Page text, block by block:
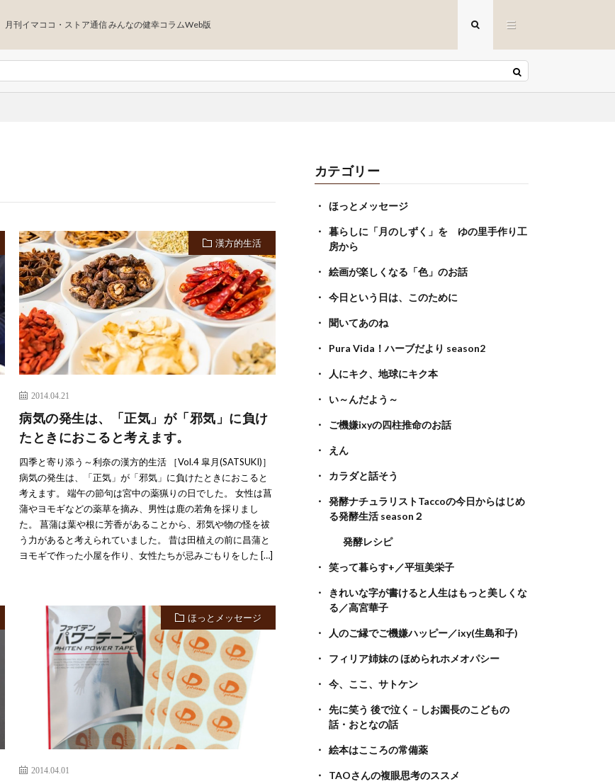
月刊イマココ・ストア通信 みんなの健幸コラムWeb版
漢方的生活
2014.04.21
病気の発生は、「正気」が「邪気」に負け
たときにおこると考えます。
四季と寄り添う～利奈の漢方的生活 ［Vol.4 皐月(SATSUKI)］
病気の発生は、「正気」が「邪気」に負けたときにおこると
考えます。 端午の節句は宮中の薬猟りの日でした。 女性は菖
蒲やヨモギなどの薬草を摘み、男性は鹿の若角を採りまし
た。 菖蒲は葉や根に芳香があることから、邪気や物の怪を祓
う力があると考えられていました。 昔は田植えの前に昌蒲と
ヨモギで作った小屋を作り、女性たちが忌みごもりをした […]
ほっとメッセージ
2014.04.01
カテゴリー
ほっとメッセージ
暮らしに「月のしずく」を ゆの里手作り工
房から
絵画が楽しくなる「色」のお話
今日という日は、このために
聞いてあのね
Pura Vida！ハーブだより season2
人にキク、地球にキク本
い～んだよう～
ご機嫌ixyの四柱推命のお話
えん
カラダと話そう
発酵ナチュラリストTaccoの今日からはじめ
る発酵生活 season２
発酵レシピ
笑って暮らす+／平垣美栄子
きれいな字が書けると人生はもっと美しくな
る／高宮華子
人のご縁でご機嫌ハッピー／ixy(生島和子)
フィリア姉妹の ほめられホメオパシー
今、ここ、サトケン
先に笑う 後で泣く – しお園長のこどもの
話・おとなの話
絵本はこころの常備薬
TAOさんの複眼思考のススメ